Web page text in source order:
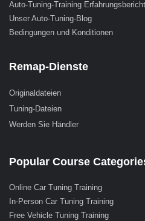
Auto-Tuning-Training
Unser Auto-Tuning-Blog
Bedingungen und Konditionen
Remap-Dienste
Originaldateien
Tuning-Dateien
Werden Sie Händler
Popular Course
Online Car Tuning Training
In-Person Car Tuning Training
Free Vehicle Tuning Training